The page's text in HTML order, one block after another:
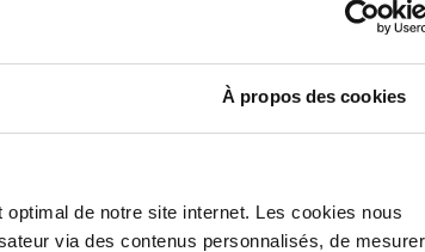
À propos des cookies
de notre site internet. Les cookies nous
via des contenus personnalisés, de